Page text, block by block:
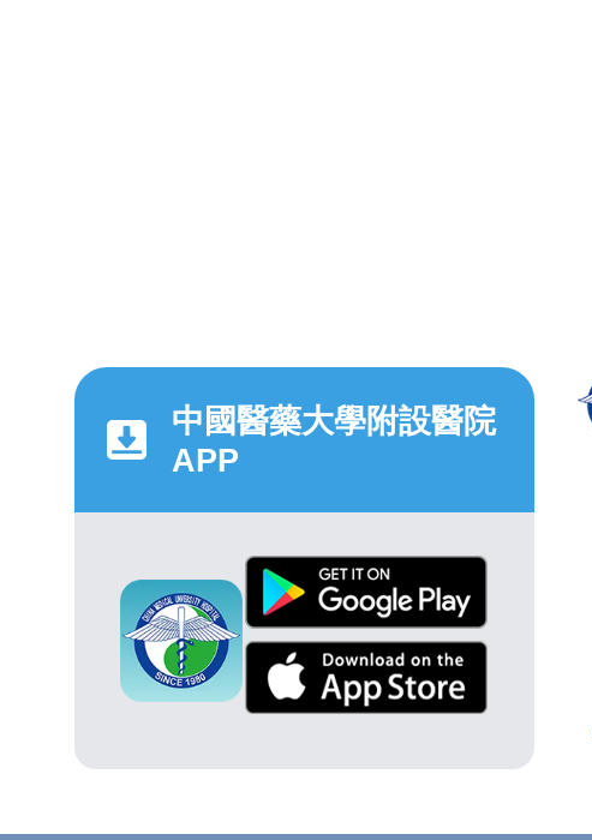
中國醫藥大學附設醫院
APP